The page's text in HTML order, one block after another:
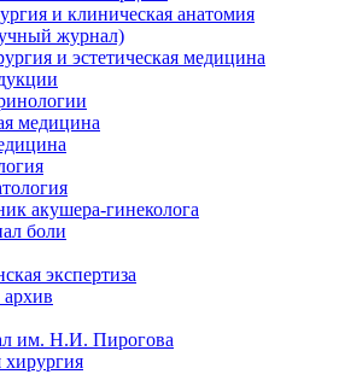
и клиническая анатомия
журнал)
и эстетическая медицина
медицина
акушера-гинеколога
боли
экспертиза
архив
им. Н.И. Пирогова
хирургия